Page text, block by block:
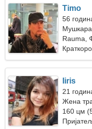
Timo
56
Rauma,
Iiris
21
Жена
160 цм